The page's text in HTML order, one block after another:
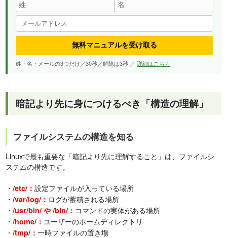
無料マニュアルを受け取る
姓・名・メールの3つだけ／30秒／解除は3秒 ／詳細はこちら
暗記より先に身につけるべき「構造の理解」
ファイルシステムの構造を知る
Linuxで最も重要な「暗記より先に理解すること」は、ファイルシ
ステムの構造です。
・/etc/：設定ファイルが入っている場所
・/var/log/： ログが蓄積される場所
・/usr/bin/ や /bin/： コマンドの実体がある場所
・/home/： ユーザーのホームディレクトリ
・/tmp/：一時ファイルの置き場